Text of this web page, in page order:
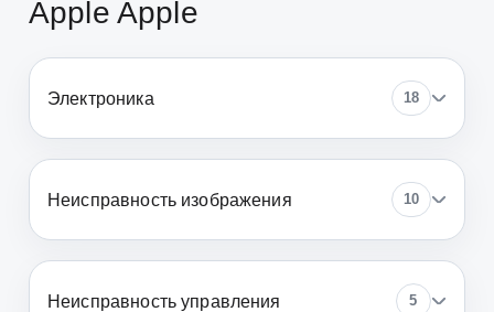
Apple Apple
Электроника 18
Неисправность изображения 10
Неисправность управления 5